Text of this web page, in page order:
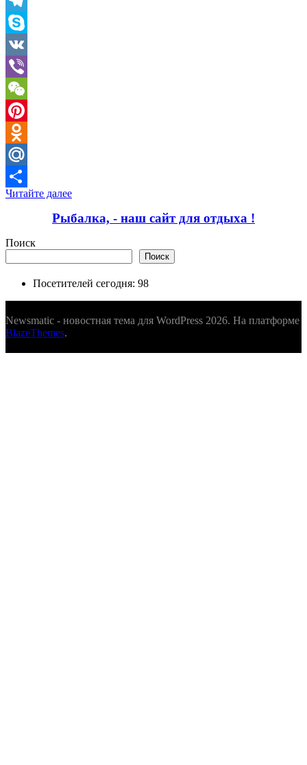
Telegram
Skype
VK
Viber
WeChat
Pinterest
Odnoklassniki
Mail.Ru
Отправить
Читайте далее
Рыбалка, - наш сайт для отдыха !
Поиск
Поиск
Посетителей сегодня: 98
Newsmatic - новостная тема для WordPress 2026. На платформе
BlazeThemes.